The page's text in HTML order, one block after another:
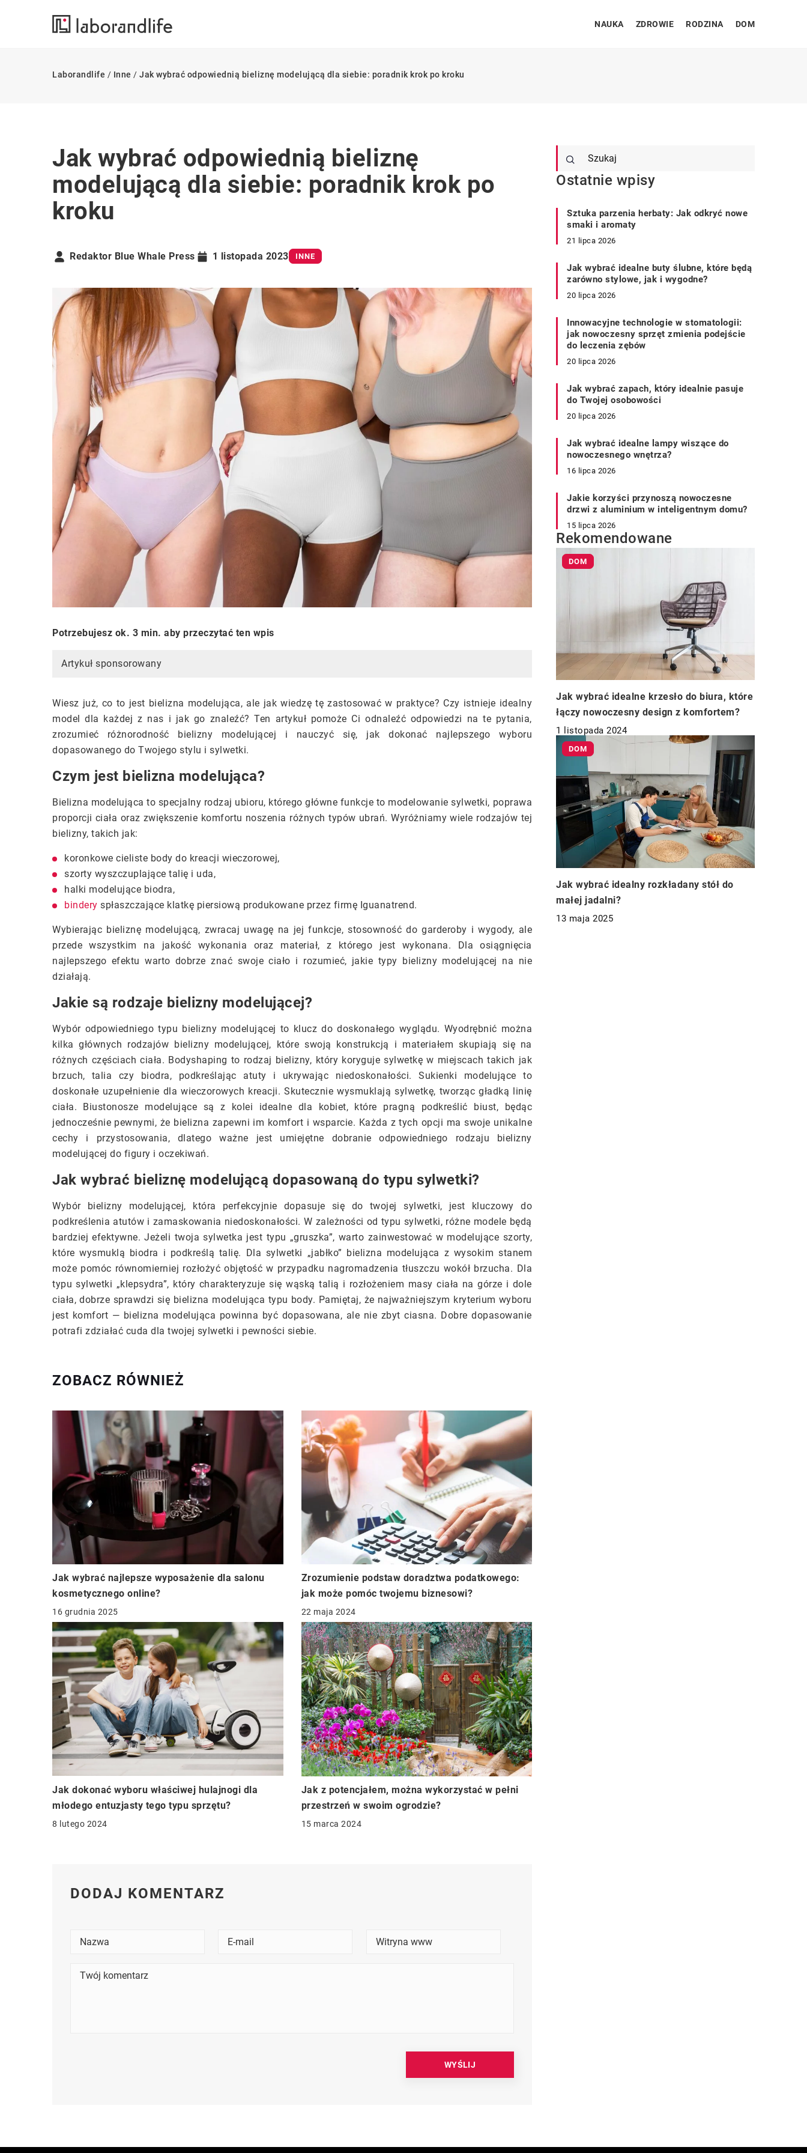
NAUKA ZDROWIE RODZINA DOM
Laborandlife / Inne / Jak wybrać odpowiednią bieliznę modelującą dla siebie: poradnik krok po kroku
Jak wybrać odpowiednią bieliznę
modelującą dla siebie: poradnik krok po
kroku
Redaktor Blue Whale Press 1 listopada 2023 INNE
Potrzebujesz ok. 3 min. aby przeczytać ten wpis
Artykuł sponsorowany
Wiesz już, co to jest bielizna modelująca, ale jak wiedzę tę zastosować w praktyce? Czy istnieje idealny
model dla każdej z nas i jak go znaleźć? Ten artykuł pomoże Ci odnaleźć odpowiedzi na te pytania,
zrozumieć różnorodność bielizny modelującej i nauczyć się, jak dokonać najlepszego wyboru
dopasowanego do Twojego stylu i sylwetki.
Czym jest bielizna modelująca?
Bielizna modelująca to specjalny rodzaj ubioru, którego główne funkcje to modelowanie sylwetki, poprawa
proporcji ciała oraz zwiększenie komfortu noszenia różnych typów ubrań. Wyróżniamy wiele rodzajów tej
bielizny, takich jak:
koronkowe cieliste body do kreacji wieczorowej,
szorty wyszczuplające talię i uda,
halki modelujące biodra,
bindery spłaszczające klatkę piersiową produkowane przez firmę Iguanatrend.
Wybierając bieliznę modelującą, zwracaj uwagę na jej funkcje, stosowność do garderoby i wygody, ale
przede wszystkim na jakość wykonania oraz materiał, z którego jest wykonana. Dla osiągnięcia
najlepszego efektu warto dobrze znać swoje ciało i rozumieć, jakie typy bielizny modelującej na nie
działają.
Jakie są rodzaje bielizny modelującej?
Wybór odpowiedniego typu bielizny modelującej to klucz do doskonałego wyglądu. Wyodrębnić można
kilka głównych rodzajów bielizny modelującej, które swoją konstrukcją i materiałem skupiają się na
różnych częściach ciała. Bodyshaping to rodzaj bielizny, który koryguje sylwetkę w miejscach takich jak
brzuch, talia czy biodra, podkreślając atuty i ukrywając niedoskonałości. Sukienki modelujące to
doskonałe uzupełnienie dla wieczorowych kreacji. Skutecznie wysmuklają sylwetkę, tworząc gładką linię
ciała. Biustonosze modelujące są z kolei idealne dla kobiet, które pragną podkreślić biust, będąc
jednocześnie pewnymi, że bielizna zapewni im komfort i wsparcie. Każda z tych opcji ma swoje unikalne
cechy i przystosowania, dlatego ważne jest umiejętne dobranie odpowiedniego rodzaju bielizny
modelującej do figury i oczekiwań.
Jak wybrać bieliznę modelującą dopasowaną do typu sylwetki?
Wybór bielizny modelującej, która perfekcyjnie dopasuje się do twojej sylwetki, jest kluczowy do
podkreślenia atutów i zamaskowania niedoskonałości. W zależności od typu sylwetki, różne modele będą
bardziej efektywne. Jeżeli twoja sylwetka jest typu „gruszka”, warto zainwestować w modelujące szorty,
które wysmuklą biodra i podkreślą talię. Dla sylwetki „jabłko” bielizna modelująca z wysokim stanem
może pomóc równomierniej rozłożyć objętość w przypadku nagromadzenia tłuszczu wokół brzucha. Dla
typu sylwetki „klepsydra”, który charakteryzuje się wąską talią i rozłożeniem masy ciała na górze i dole
ciała, dobrze sprawdzi się bielizna modelująca typu body. Pamiętaj, że najważniejszym kryterium wyboru
jest komfort — bielizna modelująca powinna być dopasowana, ale nie zbyt ciasna. Dobre dopasowanie
potrafi zdziałać cuda dla twojej sylwetki i pewności siebie.
ZOBACZ RÓWNIEŻ
Jak wybrać najlepsze wyposażenie dla salonu
kosmetycznego online?
16 grudnia 2025
Zrozumienie podstaw doradztwa podatkowego:
jak może pomóc twojemu biznesowi?
22 maja 2024
Jak dokonać wyboru właściwej hulajnogi dla
młodego entuzjasty tego typu sprzętu?
8 lutego 2024
Jak z potencjałem, można wykorzystać w pełni
przestrzeń w swoim ogrodzie?
15 marca 2024
DODAJ KOMENTARZ
Ostatnie wpisy
Sztuka parzenia herbaty: Jak odkryć nowe
smaki i aromaty
21 lipca 2026
Jak wybrać idealne buty ślubne, które będą
zarówno stylowe, jak i wygodne?
20 lipca 2026
Innowacyjne technologie w stomatologii:
jak nowoczesny sprzęt zmienia podejście
do leczenia zębów
20 lipca 2026
Jak wybrać zapach, który idealnie pasuje
do Twojej osobowości
20 lipca 2026
Jak wybrać idealne lampy wiszące do
nowoczesnego wnętrza?
16 lipca 2026
Jakie korzyści przynoszą nowoczesne
drzwi z aluminium w inteligentnym domu?
15 lipca 2026
Rekomendowane
DOM
Jak wybrać idealne krzesło do biura, które
łączy nowoczesny design z komfortem?
1 listopada 2024
DOM
Jak wybrać idealny rozkładany stół do
małej jadalni?
13 maja 2025